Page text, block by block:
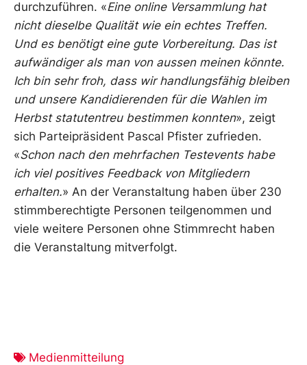
durchzuführen. «Eine online Versammlung hat
nicht dieselbe Qualität wie ein echtes Treffen.
Und es benötigt eine gute Vorbereitung. Das ist
aufwändiger als man von aussen meinen könnte.
Ich bin sehr froh, dass wir handlungsfähig bleiben
und unsere Kandidierenden für die Wahlen im
Herbst statutentreu bestimmen konnten», zeigt
sich Parteipräsident Pascal Pfister zufrieden.
«Schon nach den mehrfachen Testevents habe
ich viel positives Feedback von Mitgliedern
erhalten.» An der Veranstaltung haben über 230
stimmberechtigte Personen teilgenommen und
viele weitere Personen ohne Stimmrecht haben
die Veranstaltung mitverfolgt.
Medienmitteilung